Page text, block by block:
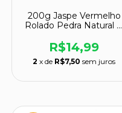
200g Jaspe Vermelho
Rolado Pedra Natural P
R$14,99
2 x de R$7,50 sem juros